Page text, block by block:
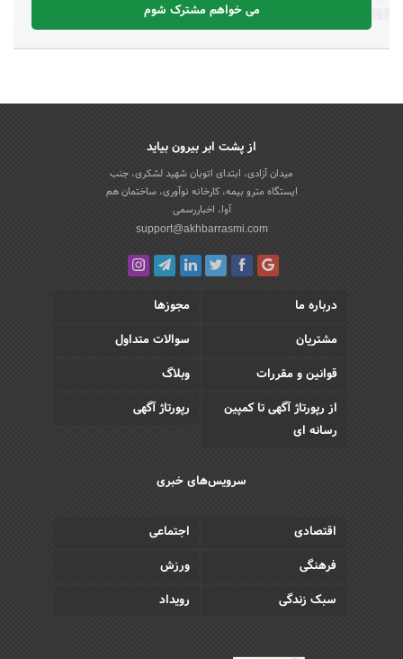
می خواهم مشترک شوم
از پشت ابر بیرون بیاید
میدان آزادی، ابتدای اتوبان شهید لشکری، جنب
ایستگاه مترو بیمه، کارخانه نوآوری، ساختمان هم
آوا، اخباررسمی
support@akhbarrasmi.com
درباره ما
مجوزها
مشتریان
سوالات متداول
قوانین و مقررات
وبلاگ
از رپورتاژ آگهی تا کمپین
رسانه ای
رپورتاژ آگهی
سرویس‌های خبری
اقتصادی
اجتماعی
فرهنگی
ورزش
سبک زندگی
رویداد